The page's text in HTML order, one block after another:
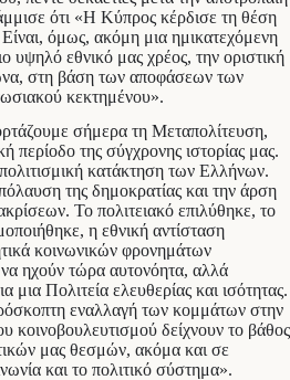
ότι «Η Κύπρος κέρδισε τη θέση
όμως, ακόμη μια ημικατεχόμενη
υψηλό εθνικό μας χρέος, την οριστική
στη βάση των αποφάσεων των
κεκτημένου».
σήμερα τη Μεταπολίτευση,
περίοδο της σύγχρονης ιστορίας μας.
κατάκτηση των Ελλήνων.
της δημοκρατίας και την άρση
Το πολιτειακό επιλύθηκε, το
η εθνική αντίσταση
κοινωνικών φρονημάτων
ηχούν τώρα αυτονόητα, αλλά
μια Πολιτεία ελευθερίας και ισότητας.
εναλλαγή των κομμάτων στην
κοινοβουλευτισμού δείχνουν το βάθος
μας θεσμών, ακόμα και σε
και το πολιτικό σύστημα».